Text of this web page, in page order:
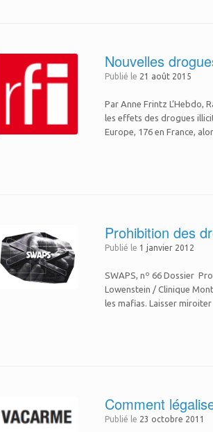
Nouvelles
Publié le 21 août 2015
Par Anne Frintz L’Hebdo,
les effets des drogues
Europe, 176 en France,
Prohibition des
Publié le 1 janvier 2012
SWAPS, nº 66 Dossier
Lowenstein / Clinique
les mafias. Laisser
Comment
Publié le 23 octobre 2011